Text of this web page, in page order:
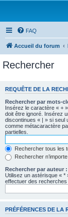
FAQ
Accueil du forum
Rechercher
REQUÊTE DE LA
Rechercher par mots-
Insérez le caractère « +
doit être ignoré. Insérez
discontinues « | » si seul
comme métacaractère
partielles.
Rechercher tous les
Rechercher
Rechercher par auteur :
Utilisez un astérisque «
effectuer des recherches
PRÉFÉRENCES DE LA